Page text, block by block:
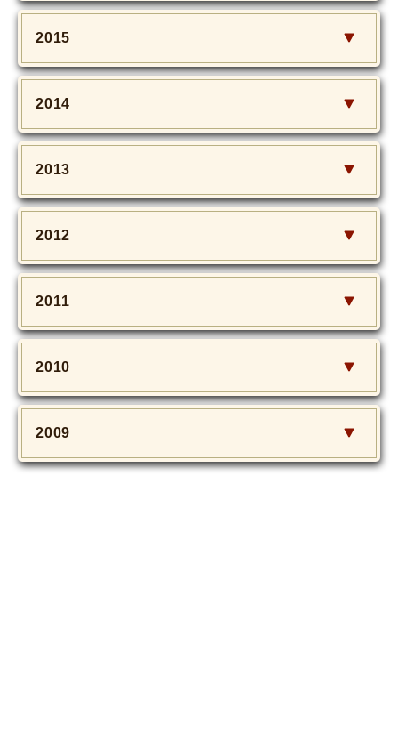
2015
2014
2013
2012
2011
2010
2009